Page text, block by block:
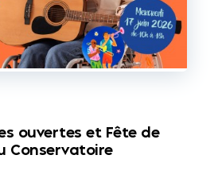
ouvertes et Fête de
Conservatoire